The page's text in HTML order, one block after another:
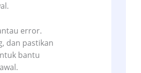
error.
dan pastikan
bantu